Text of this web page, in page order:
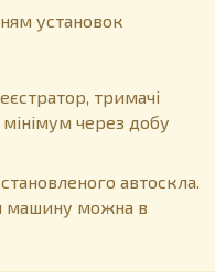
установок
тримачі
мінімум через добу
автоскла.
машину можна в